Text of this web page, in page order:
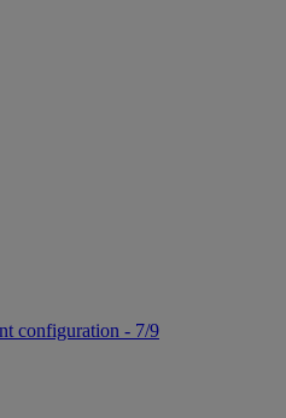
configuration - 7/9